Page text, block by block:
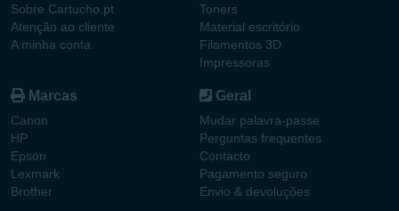
Sobre Cartucho.pt
Atenção ao cliente
A minha conta
Toners
Material escritório
Filamentos 3D
Impressoras
Marcas
Canon
HP
Epson
Lexmark
Brother
Geral
Mudar palavra-passe
Perguntas frequentes
Contacto
Pagamento seguro
Envio & devoluções